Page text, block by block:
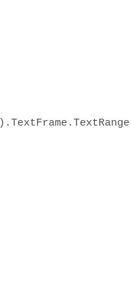
).TextFrame.TextRange